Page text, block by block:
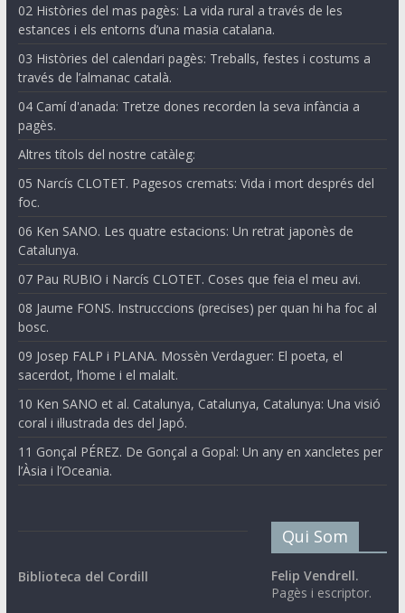
02 Històries del mas pagès: La vida rural a través de les
estances i els entorns d’una masia catalana.
03 Històries del calendari pagès: Treballs, festes i costums a
través de l’almanac català.
04 Camí d'anada: Tretze dones recorden la seva infància a
pagès.
Altres títols del nostre catàleg:
05 Narcís CLOTET. Pagesos cremats: Vida i mort després del
foc.
06 Ken SANO. Les quatre estacions: Un retrat japonès de
Catalunya.
07 Pau RUBIO i Narcís CLOTET. Coses que feia el meu avi.
08 Jaume FONS. Instrucccions (precises) per quan hi ha foc al
bosc.
09 Josep FALP i PLANA. Mossèn Verdaguer: El poeta, el
sacerdot, l’home i el malalt.
10 Ken SANO et al. Catalunya, Catalunya, Catalunya: Una visió
coral i il·lustrada des del Japó.
11 Gonçal PÉREZ. De Gonçal a Gopal: Un any en xancletes per
l’Àsia i l’Oceania.
Biblioteca del Cordill
Qui Som
Felip Vendrell.
Pagès i escriptor.